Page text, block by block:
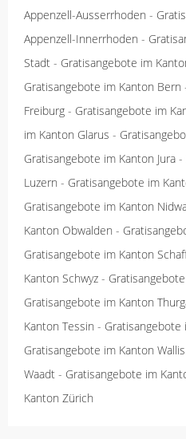
Appenzell-Ausserrhoden -
Appenzell-Innerrhoden -
Stadt - Gratisangebote im
Gratisangebote im Kanton Bern
Freiburg - Gratisangebote im
im Kanton Glarus -
Gratisangebote im Kanton Jura -
Luzern - Gratisangebote im
Gratisangebote im Kanton
Kanton Obwalden -
Gratisangebote im Kanton
Kanton Schwyz -
Gratisangebote im Kanton
Kanton Tessin - Gratisangebote
Gratisangebote im Kanton Wallis
Waadt - Gratisangebote im
Kanton Zürich